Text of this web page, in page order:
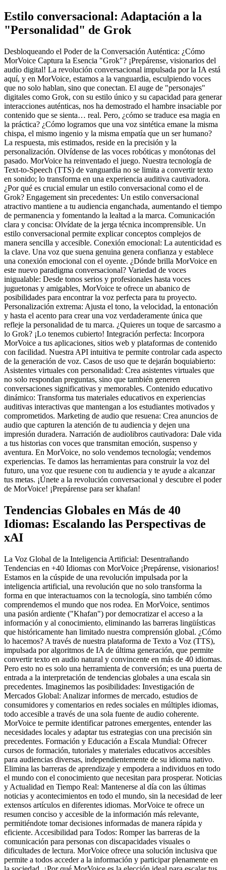
Estilo conversacional: Adaptación a la
"Personalidad" de Grok
Desbloqueando el Poder de la Conversación Auténtica: ¿Cómo
MorVoice Captura la Esencia "Grok"? ¡Prepárense, visionarios del
audio digital! La revolución conversacional impulsada por la IA está
aquí, y en MorVoice, estamos a la vanguardia, esculpiendo voces
que no solo hablan, sino que conectan. El auge de "personajes"
digitales como Grok, con su estilo único y su capacidad para generar
interacciones auténticas, nos ha demostrado el hambre insaciable por
contenido que se sienta… real. Pero, ¿cómo se traduce esa magia en
la práctica? ¿Cómo logramos que una voz sintética emane la misma
chispa, el mismo ingenio y la misma empatía que un ser humano?
La respuesta, mis estimados, reside en la precisión y la
personalización. Olvídense de las voces robóticas y monótonas del
pasado. MorVoice ha reinventado el juego. Nuestra tecnología de
Text-to-Speech (TTS) de vanguardia no se limita a convertir texto
en sonido; lo transforma en una experiencia auditiva cautivadora.
¿Por qué es crucial emular un estilo conversacional como el de
Grok? Engagement sin precedentes: Un estilo conversacional
atractivo mantiene a tu audiencia enganchada, aumentando el tiempo
de permanencia y fomentando la lealtad a la marca. Comunicación
clara y concisa: Olvídate de la jerga técnica incomprensible. Un
estilo conversacional permite explicar conceptos complejos de
manera sencilla y accesible. Conexión emocional: La autenticidad es
la clave. Una voz que suena genuina genera confianza y establece
una conexión emocional con el oyente. ¿Dónde brilla MorVoice en
este nuevo paradigma conversacional? Variedad de voces
inigualable: Desde tonos serios y profesionales hasta voces
juguetonas y amigables, MorVoice te ofrece un abanico de
posibilidades para encontrar la voz perfecta para tu proyecto.
Personalización extrema: Ajusta el tono, la velocidad, la entonación
y hasta el acento para crear una voz verdaderamente única que
refleje la personalidad de tu marca. ¿Quieres un toque de sarcasmo a
lo Grok? ¡Lo tenemos cubierto! Integración perfecta: Incorpora
MorVoice a tus aplicaciones, sitios web y plataformas de contenido
con facilidad. Nuestra API intuitiva te permite controlar cada aspecto
de la generación de voz. Casos de uso que te dejarán boquiabierto:
Asistentes virtuales con personalidad: Crea asistentes virtuales que
no solo respondan preguntas, sino que también generen
conversaciones significativas y memorables. Contenido educativo
dinámico: Transforma tus materiales educativos en experiencias
auditivas interactivas que mantengan a los estudiantes motivados y
comprometidos. Marketing de audio que resuena: Crea anuncios de
audio que capturen la atención de tu audiencia y dejen una
impresión duradera. Narración de audiolibros cautivadora: Dale vida
a tus historias con voces que transmitan emoción, suspenso y
aventura. En MorVoice, no solo vendemos tecnología; vendemos
experiencias. Te damos las herramientas para construir la voz del
futuro, una voz que resuene con tu audiencia y te ayude a alcanzar
tus metas. ¡Únete a la revolución conversacional y descubre el poder
de MorVoice! ¡Prepárense para ser khafan!
Tendencias Globales en Más de 40
Idiomas: Escalando las Perspectivas de
xAI
La Voz Global de la Inteligencia Artificial: Desentrañando
Tendencias en +40 Idiomas con MorVoice ¡Prepárense, visionarios!
Estamos en la cúspide de una revolución impulsada por la
inteligencia artificial, una revolución que no solo transforma la
forma en que interactuamos con la tecnología, sino también cómo
comprendemos el mundo que nos rodea. En MorVoice, sentimos
una pasión ardiente ("Khafan") por democratizar el acceso a la
información y al conocimiento, eliminando las barreras lingüísticas
que históricamente han limitado nuestra comprensión global. ¿Cómo
lo hacemos? A través de nuestra plataforma de Texto a Voz (TTS),
impulsada por algoritmos de IA de última generación, que permite
convertir texto en audio natural y convincente en más de 40 idiomas.
Pero esto no es solo una herramienta de conversión; es una puerta de
entrada a la interpretación de tendencias globales a una escala sin
precedentes. Imaginemos las posibilidades: Investigación de
Mercados Global: Analizar informes de mercado, estudios de
consumidores y comentarios en redes sociales en múltiples idiomas,
todo accesible a través de una sola fuente de audio coherente.
MorVoice te permite identificar patrones emergentes, entender las
necesidades locales y adaptar tus estrategias con una precisión sin
precedentes. Formación y Educación a Escala Mundial: Ofrecer
cursos de formación, tutoriales y materiales educativos accesibles
para audiencias diversas, independientemente de su idioma nativo.
Elimina las barreras de aprendizaje y empodera a individuos en todo
el mundo con el conocimiento que necesitan para prosperar. Noticias
y Actualidad en Tiempo Real: Mantenerse al día con las últimas
noticias y acontecimientos en todo el mundo, sin la necesidad de leer
extensos artículos en diferentes idiomas. MorVoice te ofrece un
resumen conciso y accesible de la información más relevante,
permitiéndote tomar decisiones informadas de manera rápida y
eficiente. Accesibilidad para Todos: Romper las barreras de la
comunicación para personas con discapacidades visuales o
dificultades de lectura. MorVoice ofrece una solución inclusiva que
permite a todos acceder a la información y participar plenamente en